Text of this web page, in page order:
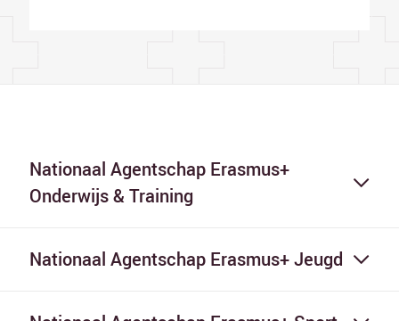
Nationaal Agentschap Erasmus+
Onderwijs & Training
Nationaal Agentschap Erasmus+ Jeugd